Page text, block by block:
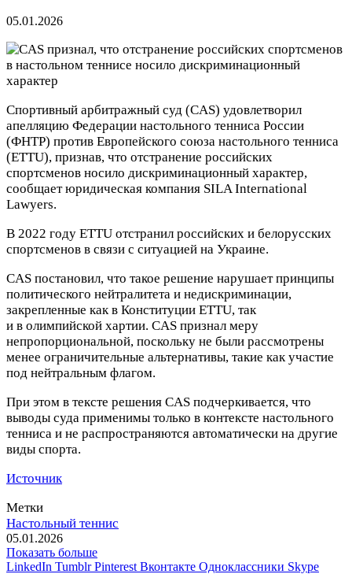
05.01.2026
Спортивный арбитражный суд (CAS) удовлетворил
апелляцию Федерации настольного тенниса России
(ФНТР) против Европейского союза настольного тенниса
(ETTU), признав, что отстранение российских
спортсменов носило дискриминационный характер,
сообщает юридическая компания SILA International
Lawyers.
В 2022 году ETTU отстранил российских и белорусских
спортсменов в связи с ситуацией на Украине.
CAS постановил, что такое решение нарушает принципы
политического нейтралитета и недискриминации,
закрепленные как в Конституции ETTU, так
и в олимпийской хартии. CAS признал меру
непропорциональной, поскольку не были рассмотрены
менее ограничительные альтернативы, такие как участие
под нейтральным флагом.
При этом в тексте решения CAS подчеркивается, что
выводы суда применимы только в контексте настольного
тенниса и не распространяются автоматически на другие
виды спорта.
Источник
Метки
Настольный теннис
05.01.2026
Показать больше
LinkedIn Tumblr Pinterest Вконтакте Одноклассники Skype